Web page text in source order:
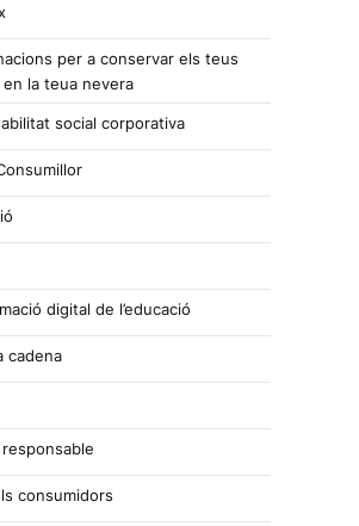
per a conservar els teus
la teua nevera
social corporativa
digital de l’educació
cadena
consumidors